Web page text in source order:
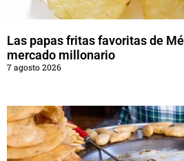
Las papas fritas favoritas de
mercado millonario
7 agosto 2026